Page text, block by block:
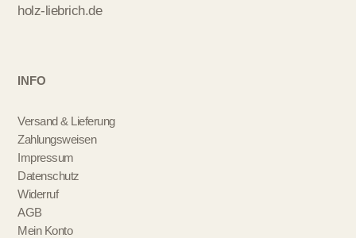
holz-liebrich.de
INFO
Versand & Lieferung
Zahlungsweisen
Impressum
Datenschutz
Widerruf
AGB
Mein Konto